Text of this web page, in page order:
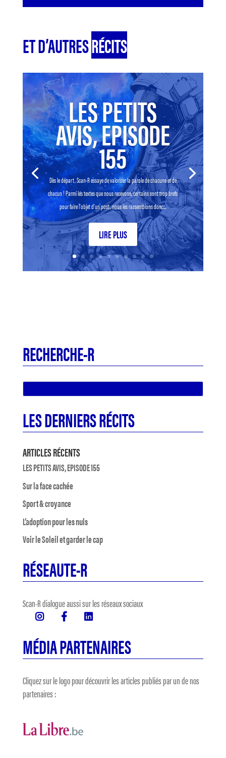
ET D’AUTRESRÉCITS
LES PETITS
AVIS, EPISODE
155
Dès le départ, Scan-R essaye de valoriser la parole de chacune et de
chacun ! Parmi les textes que nous recevons, certains sont trop brefs
pour faire l’objet d’un post, nous les rassemblons donc...
LIRE PLUS
RECHERCHE-R
LES DERNIERS RÉCITS
ARTICLES RÉCENTS
LES PETITS AVIS, EPISODE 155
Sur la face cachée
Sport & croyance
L’adoption pour les nuls
Voir le Soleil et garder le cap
RÉSEAUTE-R
Scan-R dialogue aussi sur les réseaux sociaux
MÉDIA PARTENAIRES
Cliquez sur le logo pour découvrir les articles publiés par un de nos
partenaires :